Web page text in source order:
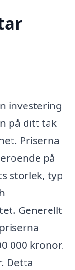
investering
på ditt tak
Priserna
på
storlek, typ
Generellt
000 kronor,
Detta